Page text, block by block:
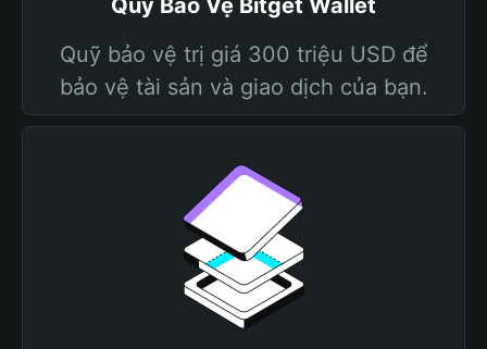
Quỹ Bảo Vệ Bitget Wallet
Quỹ bảo vệ trị giá 300 triệu USD để
bảo vệ tài sản và giao dịch của bạn.